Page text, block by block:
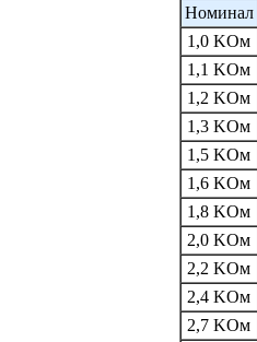
Номинал
1,0 KОм
1,1 KОм
1,2 KОм
1,3 KОм
1,5 KОм
1,6 KОм
1,8 KОм
2,0 KОм
2,2 KОм
2,4 KОм
2,7 KОм